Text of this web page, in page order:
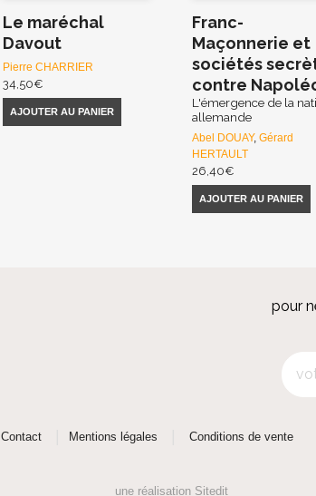
Le maréchal
Davout
Pierre CHARRIER
34,50€
AJOUTER AU PANIER
Franc-
Maçonnerie et
sociétés
contre
L'émergence de la
allemande
Abel DOUAY, Gérard
HERTAULT
26,40€
AJOUTER AU PANIER
pour
Contact Mentions légales Conditions de vente
une réalisation Sitedit